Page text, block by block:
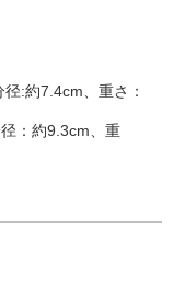
:約7.4cm、重さ：
：約9.3cm、重